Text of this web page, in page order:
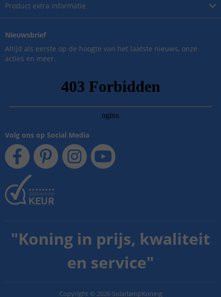
Product extra informatie
Nieuwsbrief
Altijd als eerste op de hoogte van het laatste nieuws, onze
acties en meer.
Volg ons op Social Media
"Koning in prijs, kwaliteit
en service"
Copyright © 2026 SolarlampKoning